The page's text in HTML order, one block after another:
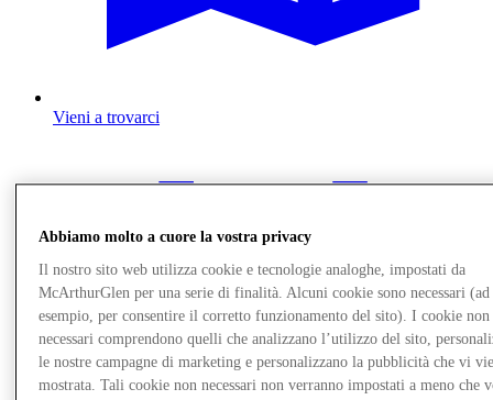
Vieni a trovarci
Abbiamo molto a cuore la vostra privacy
Il nostro sito web utilizza cookie e tecnologie analoghe, impostati da
McArthurGlen per una serie di finalità. Alcuni cookie sono necessari (ad
esempio, per consentire il corretto funzionamento del sito). I cookie non
necessari comprendono quelli che analizzano l’utilizzo del sito,
le nostre campagne di marketing e personalizzano la pubblicità che vi
mostrata. Tali cookie non necessari non verranno impostati a meno che